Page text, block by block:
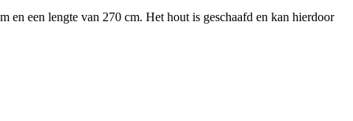
een lengte van 270 cm. Het hout is geschaafd en kan hierdoor